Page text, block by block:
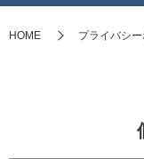
HOME プライバシ